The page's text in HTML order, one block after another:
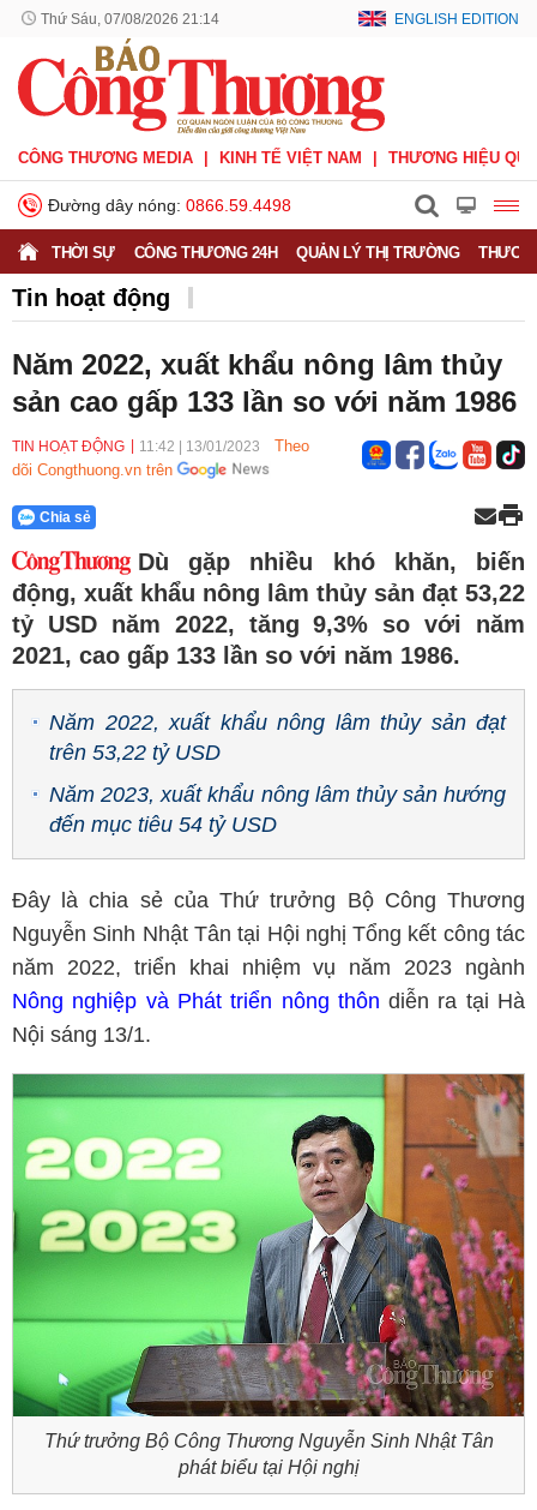
Thứ Sáu, 07/08/2026 21:14 ENGLISH EDITION
CÔNG THƯƠNG MEDIA KINH TẾ VIỆT NAM THƯƠNG HIỆU
Đường dây nóng: 0866.59.4498
THỜI SỰ CÔNG THƯƠNG 24H QUẢN LÝ THỊ TRƯỜNG
Tin hoạt động
Năm 2022, xuất khẩu nông lâm thủy
sản cao gấp 133 lần so với năm 1986
TIN HOẠT ĐỘNG 11:42 13/01/2023
Theo
dõi Congthuong.vn trên
Chia sẻ
Dù gặp nhiều khó khăn, biến
động, xuất khẩu nông lâm thủy sản đạt 53,22
tỷ USD năm 2022, tăng 9,3% so với năm
2021, cao gấp 133 lần so với năm 1986.
Năm 2022, xuất khẩu nông lâm thủy sản đạt
trên 53,22 tỷ USD
Năm 2023, xuất khẩu nông lâm thủy sản hướng
đến mục tiêu 54 tỷ USD
Đây là chia sẻ của Thứ trưởng Bộ Công Thương
Nguyễn Sinh Nhật Tân tại Hội nghị Tổng kết công tác
năm 2022, triển khai nhiệm vụ năm 2023 ngành
Nông nghiệp và Phát triển nông thôn diễn ra tại Hà
Nội sáng 13/1.
Thứ trưởng Bộ Công Thương Nguyễn Sinh Nhật Tân
phát biểu tại Hội nghị